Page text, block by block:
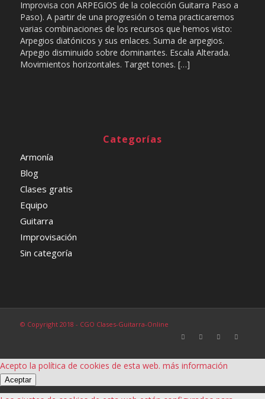
Improvisa con ARPEGIOS de la colección Guitarra Paso a
Paso). A partir de una progresión o tema practicaremos
varias combinaciones de los recursos que hemos visto:
Arpegios diatónicos y sus enlaces. Suma de arpegios.
Arpegio disminuido sobre dominantes. Escala Alterada.
Movimientos horizontales. Target tones. […]
Categorías
Armonía
Blog
Clases gratis
Equipo
Guitarra
Improvisación
Sin categoría
© Copyright 2018 - CGO Clases-Guitarra-Online
Acepto la política de cookies de esta web. más información
Aceptar